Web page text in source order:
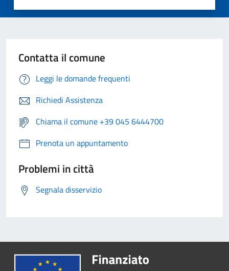
Contatta il comune
Leggi le domande frequenti
Richiedi Assistenza
Chiama il comune +39 045 6444700
Prenota un appuntamento
Problemi in città
Segnala disservizio